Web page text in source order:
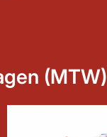
(MTW)